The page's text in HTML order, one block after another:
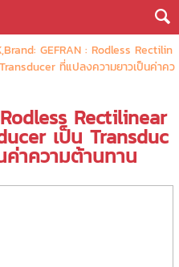
GEFRAN : Rodless Rectilin
ที่แปลงความยาวเป็นค่าคว
Rectilinear
เป็น Transduc
าความต้านทาน